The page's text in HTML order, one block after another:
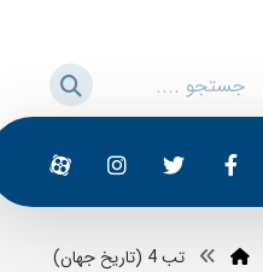
تب 4 (تاریخ جهان)